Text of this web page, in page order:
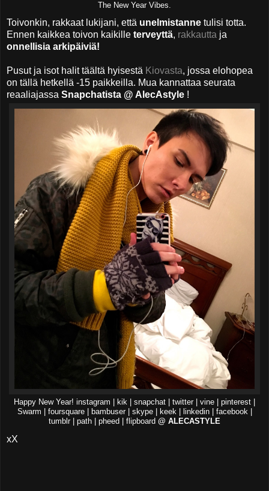
The New Year Vibes.
Toivonkin, rakkaat lukijani, että unelmistanne tulisi totta.
Ennen kaikkea toivon kaikille terveyttä, rakkautta ja
onnellisia arkipäiviä!
Pusut ja isot halit täältä hyisestä Kiovasta, jossa elohopea
on tällä hetkellä -15 paikkeilla. Mua kannattaa seurata
reaaliajassa Snapchatista @ AlecAstyle !
Happy New Year! instagram | kik | snapchat | twitter | vine | pinterest |
Swarm | foursquare | bambuser | skype | keek | linkedin | facebook |
tumblr | path | pheed | flipboard @ ALECASTYLE
xX